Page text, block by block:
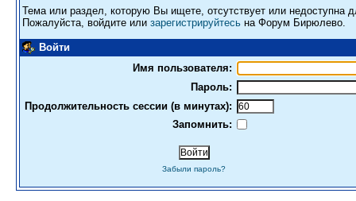
Тема или раздел, которую Вы ищете, отсутствует или недоступна
Пожалуйста, войдите или зарегистрируйтесь на Форум Бирюлево.
Войти
Имя пользователя:
Пароль:
Продолжительность сессии (в минутах):
Запомнить:
Забыли пароль?